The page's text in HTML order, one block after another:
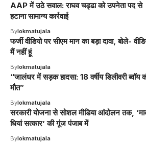
AAP में उठे सवाल: राघव चड्ढा को उपनेता पद से
हटाना सामान्य कार्रवाई
Bylokmatujala
फर्जी वीडियो पर सीएम मान का बड़ा दावा, बोले-
मैं नहीं हूं
Bylokmatujala
“जालंधर में सड़क हादसा: 18 वर्षीय डिलीवरी ब्वॉय
मौत”
Bylokmatujala
सरकारी योजना से सोशल मीडिया आंदोलन तक,
धियां सत्कार’ की गूंज पंजाब में
Bylokmatujala